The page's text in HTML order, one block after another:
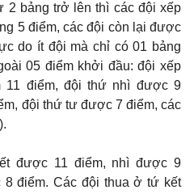
2 bảng trở lên thì các đội xếp
5 điểm, các đội còn lại được
do ít đội mà chỉ có 01 bảng
05 điểm khởi đầu: đội xếp
11 điểm, đội thứ nhì được 9
đội thứ tư được 7 điểm, các
được 11 điểm, nhì được 9
điểm. Các đội thua ở tứ kết